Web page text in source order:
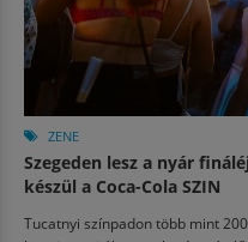
ZENE
Szegeden lesz a nyár
készül a Coca-Cola SZIN
Tucatnyi színpadon több mint